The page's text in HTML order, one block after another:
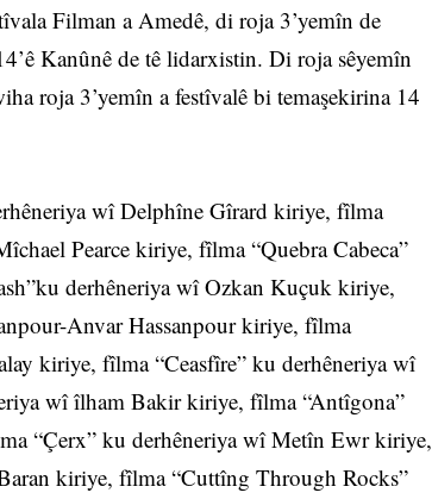
Filman a Amedê, di roja 3’yemîn de
Kanûnê de tê lidarxistin. Di roja sêyemîn
roja 3’yemîn a festîvalê bi temaşekirina 14
wî Delphîne Gîrard kiriye, fîlma
Pearce kiriye, fîlma “Quebra Cabeca”
derhêneriya wî Ozkan Kuçuk kiriye,
Anvar Hassanpour kiriye, fîlma
kiriye, fîlma “Ceasfîre” ku derhêneriya wî
wî îlham Bakir kiriye, fîlma “Antîgona”
“Çerx” ku derhêneriya wî Metîn Ewr kiriye,
kiriye, fîlma “Cuttîng Through Rocks”